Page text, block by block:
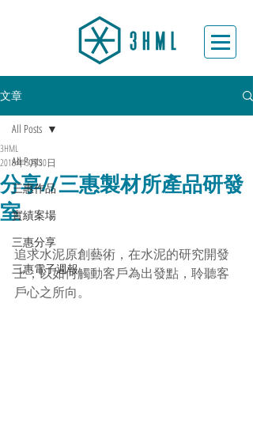
文章
All Posts
三惠作品
實績案場
三惠分享
三惠電子週報
All Posts
分享//三惠製材所產品研發
室
3HML
2018年5月30日
追求水泥原創藝術，在水泥的研究開發
上，以如何觸動客戶為出發點，聆聽客
戶心之所向。